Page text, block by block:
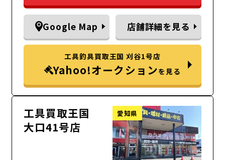
Google Map 店舗詳細を見る
工具釣具買取王国 刈谷1号店
Yahoo!オークションを見る
工具買取王国
大口41号店
愛知県